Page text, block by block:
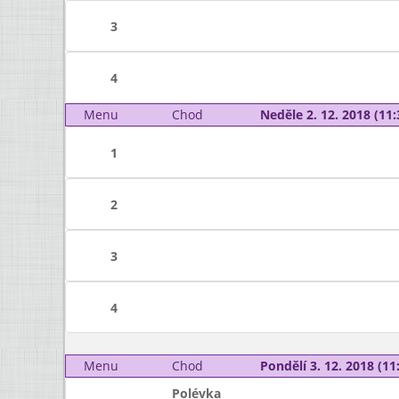
3
4
Menu Chod Neděle 2. 12. 2018
1
2
3
4
Menu Chod Pondělí 3. 12. 2018
Polévka